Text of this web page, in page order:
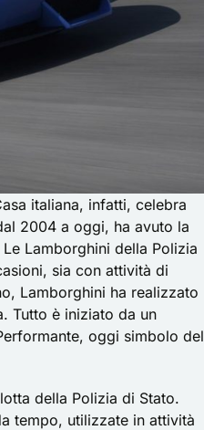
italiana, infatti, celebra
2004 a oggi, ha avuto la
Lamborghini della Polizia
sia con attività di
Lamborghini ha realizzato
Tutto è iniziato da un
, oggi simbolo del
della Polizia di Stato.
tempo, utilizzate in attività